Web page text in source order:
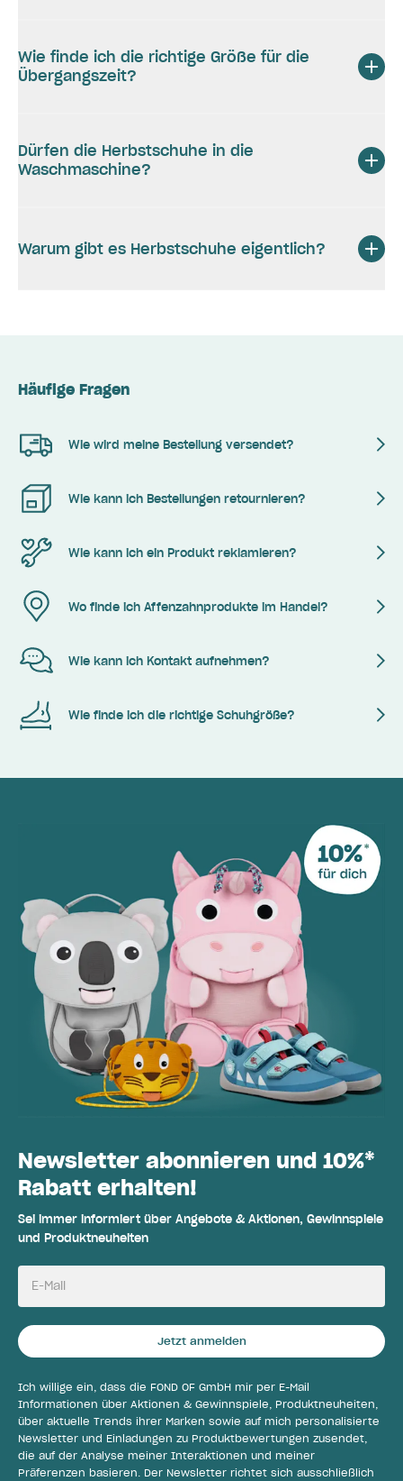
Wie finde ich die richtige Größe für die
Übergangszeit?
Dürfen die Herbstschuhe in die
Waschmaschine?
Warum gibt es Herbstschuhe eigentlich?
Häufige Fragen
Wie wird meine Bestellung versendet?
Wie kann ich Bestellungen retournieren?
Wie kann ich ein Produkt reklamieren?
Wo finde ich Affenzahnprodukte im Handel?
Wie kann ich Kontakt aufnehmen?
Wie finde ich die richtige Schuhgröße?
Newsletter abonnieren und 10%*
Rabatt erhalten!
Sei immer informiert über Angebote & Aktionen, Gewinnspiele
und Produktneuheiten
E-Mail
Jetzt anmelden
Ich willige ein, dass die FOND OF GmbH mir per E-Mail
Informationen über Aktionen & Gewinnspiele, Produktneuheiten,
über aktuelle Trends ihrer Marken sowie auf mich personalisierte
Newsletter und Einladungen zu Produktbewertungen zusendet,
die auf der Analyse meiner Interaktionen und meiner
Präferenzen basieren. Der Newsletter richtet sich ausschließlich